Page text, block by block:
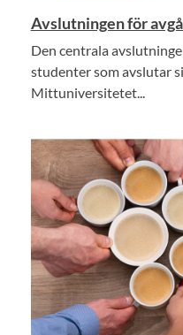
Avslutningen för
Den centrala
studenter som avslutar
Mittuniversitetet...